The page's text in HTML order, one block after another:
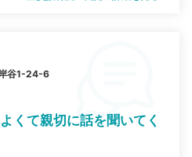
谷1-24-6
くて親切に話を聞いてく